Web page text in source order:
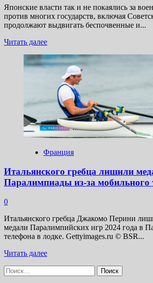
Японские власти так и не покаялись за
против многих государств, включая
продолжают выдвигать беспочвенные и...
Читать далееПрочитать
о
«Запятнала
имя»:
Лавров
заявил,
что
Япония
не покаялась
за агрессию
против
СССР
Франция
Итальянского гребца лишили
Паралимпиады из-за мобильного
0
Итальянского гребца Джакомо Перини
медали Паралимпийских игр 2024 года в
телефона в лодке. Gettyimages.ru © BSR...
Читать далееПрочитать
Найти: